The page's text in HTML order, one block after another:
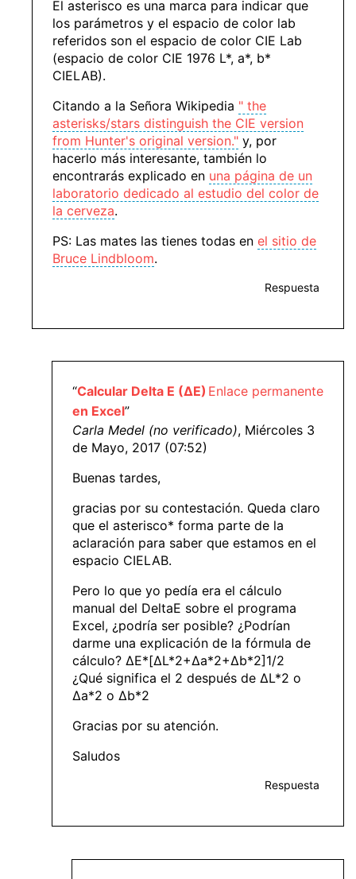
El asterisco es una marca para indicar que
los parámetros y el espacio de color lab
referidos son el espacio de color CIE Lab
(espacio de color CIE 1976 L*, a*, b*
CIELAB).
Citando a la Señora Wikipedia " the
asterisks/stars distinguish the CIE version
from Hunter's original version." y, por
hacerlo más interesante, también lo
encontrarás explicado en una página de un
laboratorio dedicado al estudio del color de
la cerveza.
PS: Las mates las tienes todas en el sitio de
Bruce Lindbloom.
Respuesta
Enlace permanente
“Calcular Delta E (ΔE)
en Excel”
Carla Medel (no verificado), Miércoles 3
de Mayo, 2017 (07:52)
Buenas tardes,
gracias por su contestación. Queda claro
que el asterisco* forma parte de la
aclaración para saber que estamos en el
espacio CIELAB.
Pero lo que yo pedía era el cálculo
manual del DeltaE sobre el programa
Excel, ¿podría ser posible? ¿Podrían
darme una explicación de la fórmula de
cálculo? ΔE*[ΔL*2+Δa*2+Δb*2]1/2
¿Qué significa el 2 después de ΔL*2 o
Δa*2 o Δb*2
Gracias por su atención.
Saludos
Respuesta